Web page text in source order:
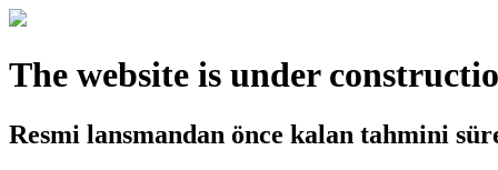
The website is under
Resmi lansmandan önce kalan tahmini